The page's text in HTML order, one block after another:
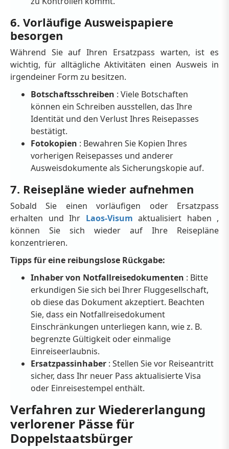
6. Vorläufige Ausweispapiere
besorgen
Während Sie auf Ihren Ersatzpass warten, ist es
wichtig, für alltägliche Aktivitäten einen Ausweis in
irgendeiner Form zu besitzen.
Botschaftsschreiben : Viele Botschaften
können ein Schreiben ausstellen, das Ihre
Identität und den Verlust Ihres Reisepasses
bestätigt.
Fotokopien : Bewahren Sie Kopien Ihres
vorherigen Reisepasses und anderer
Ausweisdokumente als Sicherungskopie auf.
7. Reisepläne wieder aufnehmen
Sobald Sie einen vorläufigen oder Ersatzpass
erhalten und Ihr Laos-Visum aktualisiert haben ,
können Sie sich wieder auf Ihre Reisepläne
konzentrieren.
Tipps für eine reibungslose Rückgabe:
Inhaber von Notfallreisedokumenten : Bitte
erkundigen Sie sich bei Ihrer Fluggesellschaft,
ob diese das Dokument akzeptiert. Beachten
Sie, dass ein Notfallreisedokument
Einschränkungen unterliegen kann, wie z. B.
begrenzte Gültigkeit oder einmalige
Einreiseerlaubnis.
Ersatzpassinhaber : Stellen Sie vor Reiseantritt
sicher, dass Ihr neuer Pass aktualisierte Visa
oder Einreisestempel enthält.
Verfahren zur Wiedererlangung
verlorener Pässe für
Doppelstaatsbürger